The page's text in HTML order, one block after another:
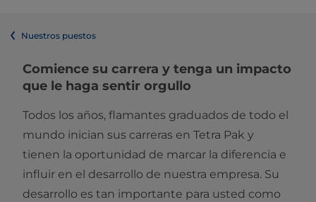
Nuestros puestos
Comience su carrera y tenga un impacto
que le haga sentir orgullo
Todos los años, flamantes graduados de todo el
mundo inician sus carreras en Tetra Pak y
tienen la oportunidad de marcar la diferencia e
influir en el desarrollo de nuestra empresa. Su
desarrollo es tan importante para usted como